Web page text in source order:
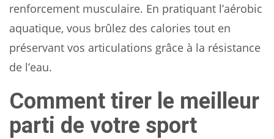
renforcement musculaire. En pratiquant l’aérobic
aquatique, vous brûlez des calories tout en
préservant vos articulations grâce à la résistance
de l’eau.
Comment tirer le meilleur
parti de votre sport